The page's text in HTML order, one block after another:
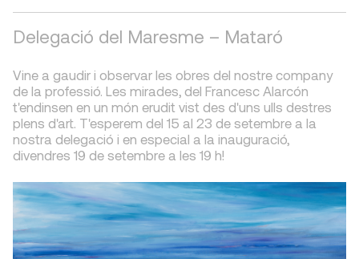
Delegació del Maresme – Mataró
Vine a gaudir i observar les obres del nostre company
de la professió. Les mirades, del Francesc Alarcón
t'endinsen en un món erudit vist des d'uns ulls destres
plens d'art. T'esperem del 15 al 23 de setembre a la
nostra delegació i en especial a la inauguració,
divendres 19 de setembre a les 19 h!